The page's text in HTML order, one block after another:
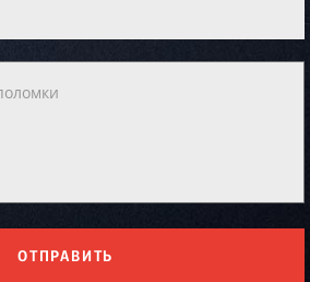
ОТПРАВИТЬ